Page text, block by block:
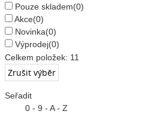
Pouze skladem(0)
Akce(0)
Novinka(0)
Výprodej(0)
Celkem položek: 11
Seřadit
0 - 9 - A - Z